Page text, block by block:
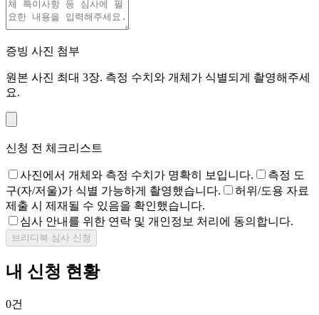
증빙 사진 첨부
원본 사진 최대 3장. 측정 수치와 개체가 식별되게 촬영해주세
요.
신청 전 체크리스트
사진에서 개체와 측정 수치가 명확히 보입니다.
측정 도
구(자/저울)가 식별 가능하게 촬영했습니다.
허위/도용 자료
제출 시 제재될 수 있음을 확인했습니다.
심사 안내를 위한 연락 및 개인정보 처리에 동의합니다.
브리디북 심사 신청
내 신청 현황
0건